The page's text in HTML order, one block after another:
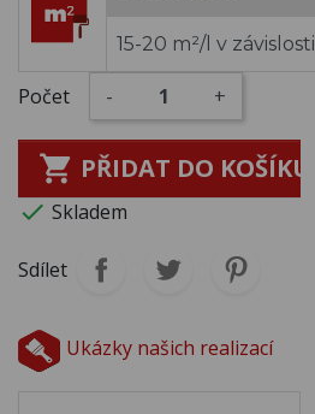
15-20 m²/l v
Počet - +
 PŘIDAT DO KOŠÍKU
 Skladem
Sdílet
Ukázky našich realizací